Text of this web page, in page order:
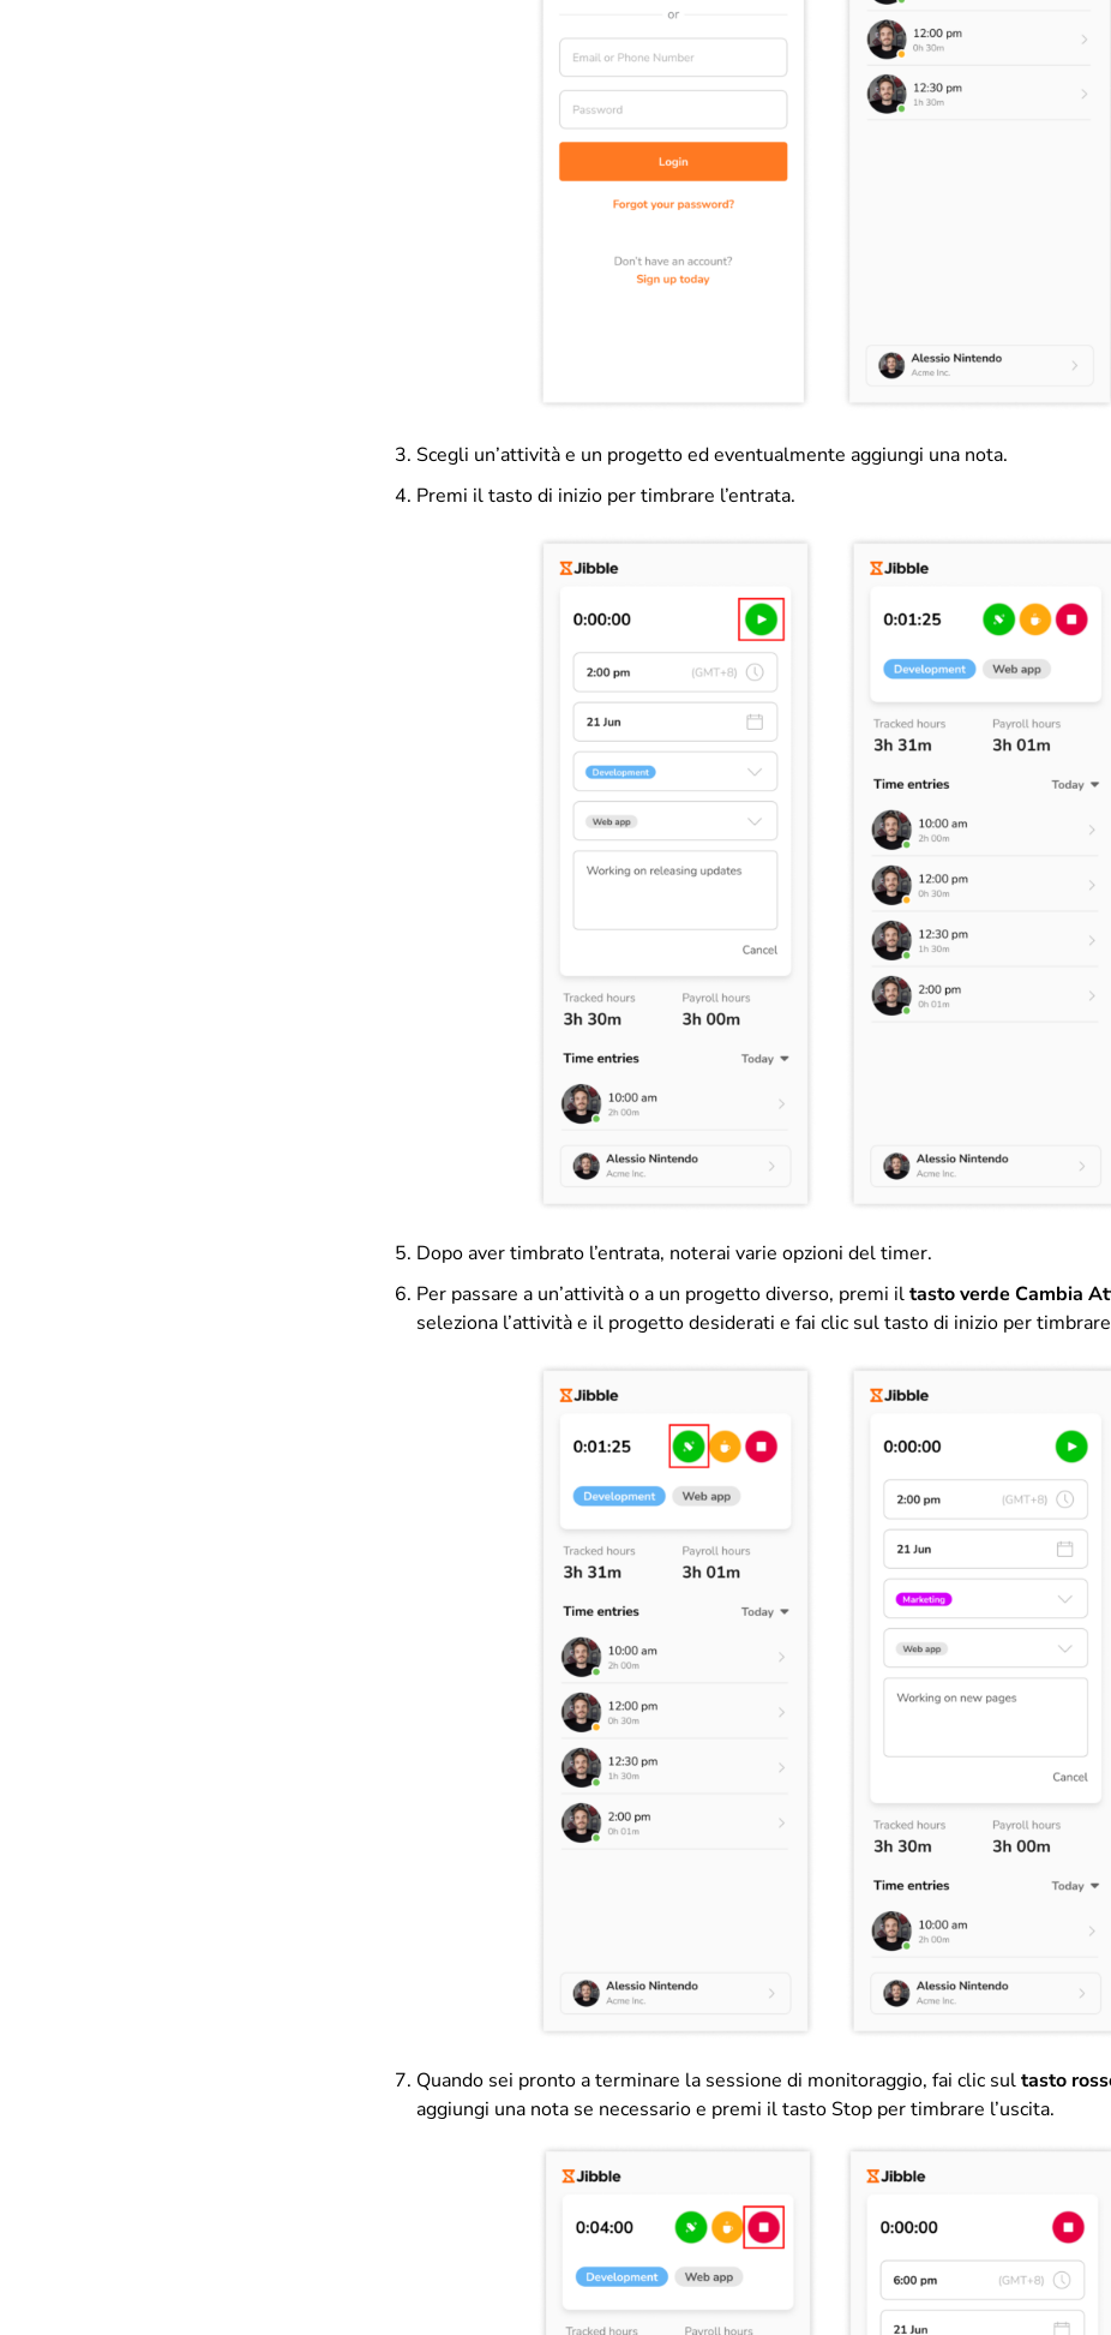
Scegli un’attività e un progetto ed eventualmente aggiungi una nota.
Premi il tasto di inizio per timbrare l’entrata.
Dopo aver timbrato l’entrata, noterai varie opzioni del timer.
Per passare a un’attività o a un progetto diverso, premi iltasto verde Cambia
seleziona l’attività e il progetto desiderati e fai clic sul tasto di inizio per
Quando sei pronto a terminare la sessione di monitoraggio, fai clic sultasto
aggiungi una nota se necessario e premi il tasto Stop per timbrare l’uscita.